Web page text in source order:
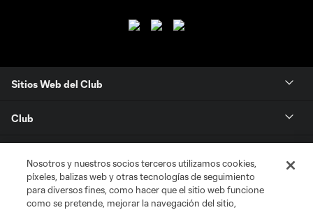
Sitios Web del Club
Club
News
Nosotros y nuestros socios terceros utilizamos cookies,
píxeles, balizas web y otras tecnologías de seguimiento
para diversos fines, como hacer que el sitio web funcione
como se pretende, mejorar la navegación del sitio,